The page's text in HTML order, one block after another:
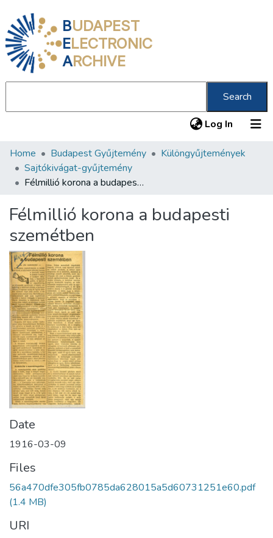
BUDAPEST
ELECTRONIC
ARCHIVE
Search
Log In (current)
Communities & Collections
All of DSpace
Home Budapest Gyűjtemény
Különgyűjtemények
Sajtókivágat-gyűjtemény
Félmillió korona a budapesti szemétben
Félmillió korona a budapesti
szemétben
Date
1916-03-09
Files
56a470dfe305fb0785da628015a5d60731251e60.pdf
(1.4 MB)
URI